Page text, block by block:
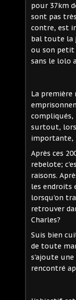
pour 37km
sont pas
contre, est
bal toute la
ou son petit
sans le lolo
La première
compliqués,
surtout, lors
importante,
Après ces
rebelote;
raisons.
les endroits
lorsqu'on
retrouver
Charles?
Suis bien
de toute
s'ajoute
rencontré